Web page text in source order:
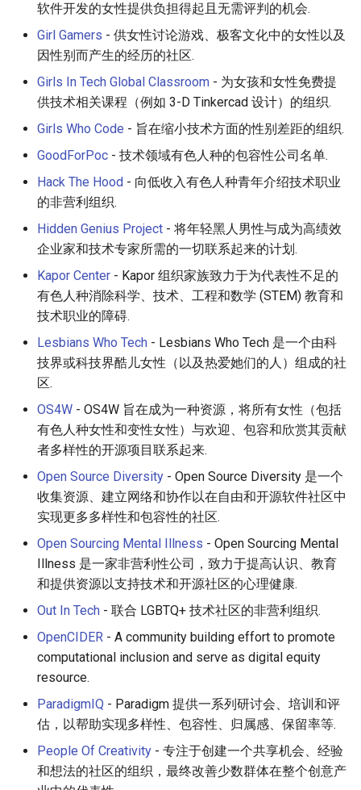
Less
WebGL
Progressive Enhancement
Next.js
lit-html
JAMstack
移动端 web 开发
软件开发的女性提供负担得起且无需评判的机会.
Girl Gamers - 供女性讨论游戏、极客文化中的女性以及
因性别而产生的经历的社区.
Girls In Tech Global Classroom - 为女孩和女性免费提
供技术相关课程（例如 3-D Tinkercad 设计）的组织.
Girls Who Code - 旨在缩小技术方面的性别差距的组织.
GoodForPoc - 技术领域有色人种的包容性公司名单.
Hack The Hood - 向低收入有色人种青年介绍技术职业
的非营利组织.
Hidden Genius Project - 将年轻黑人男性与成为高绩效
企业家和技术专家所需的一切联系起来的计划.
Kapor Center - Kapor 组织家族致力于为代表性不足的
有色人种消除科学、技术、工程和数学 (STEM) 教育和
技术职业的障碍.
Lesbians Who Tech - Lesbians Who Tech 是一个由科
技界或科技界酷儿女性（以及热爱她们的人）组成的社
区.
OS4W - OS4W 旨在成为一种资源，将所有女性（包括
有色人种女性和变性女性）与欢迎、包容和欣赏其贡献
者多样性的开源项目联系起来.
Open Source Diversity - Open Source Diversity 是一个
收集资源、建立网络和协作以在自由和开源软件社区中
实现更多多样性和包容性的社区.
Open Sourcing Mental Illness - Open Sourcing Mental
Illness 是一家非营利性公司，致力于提高认识、教育
和提供资源以支持技术和开源社区的心理健康.
Out In Tech - 联合 LGBTQ+ 技术社区的非营利组织.
OpenCIDER - A community building effort to promote
computational inclusion and serve as digital equity
resource.
ParadigmIQ - Paradigm 提供一系列研讨会、培训和评
估，以帮助实现多样性、包容性、归属感、保留率等.
People Of Creativity - 专注于创建一个共享机会、经验
和想法的社区的组织，最终改善少数群体在整个创意产